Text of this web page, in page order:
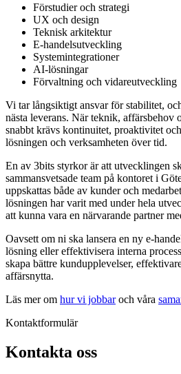
Förstudier och strategi
UX och design
Teknisk arkitektur
E-handelsutveckling
Systemintegrationer
AI-lösningar
Förvaltning och vidareutveckling
Vi tar långsiktigt ansvar för stabilitet,
nästa leverans. När teknik, affärsbehov
snabbt krävs kontinuitet, proaktivitet
lösningen och verksamheten över tid.
En av 3bits styrkor är att utvecklingen
sammansvetsade team på kontoret i
uppskattas både av kunder och
lösningen har varit med under hela
att kunna vara en närvarande partner
Oavsett om ni ska lansera en ny e-
lösning eller effektivisera interna
skapa bättre kundupplevelser,
affärsnytta.
Läs mer om hur vi jobbaroch våra
Kontaktformulär
Kontakta oss